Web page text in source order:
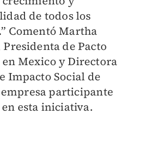
de todos los
Comentó Martha
de Pacto
Mexico y Directora
Impacto Social de
empresa participante
esta iniciativa.